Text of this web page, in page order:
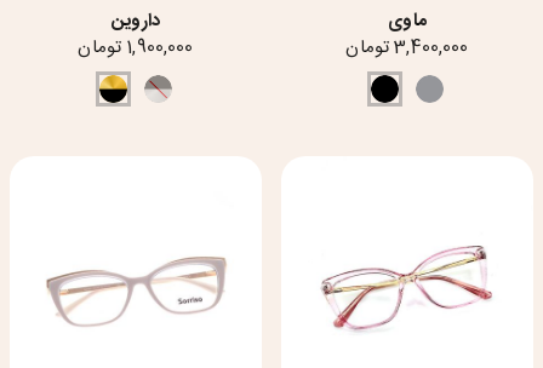
ماوی
3,400,000 تومان
داروین
1,900,000 تومان